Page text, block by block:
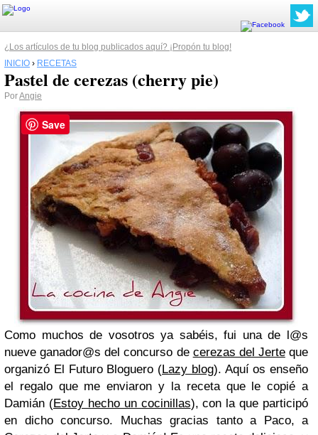
¿Los artículos de tu blog publicados aquí? ¡Propón tu blog!
INICIO › RECETAS
Pastel de cerezas (cherry pie)
PorAngie
Como muchos de vosotros ya sabéis, fui una de l@s
nueve ganador@s del concurso de cerezas del Jerteque
organizó El Futuro Bloguero (Lazy blog). Aquí os enseño
el regalo que me enviaron y la receta que le copié a
Damián (Estoy hecho un cocinillas), con la que participó
en dicho concurso. Muchas gracias tanto a Paco, a
Save